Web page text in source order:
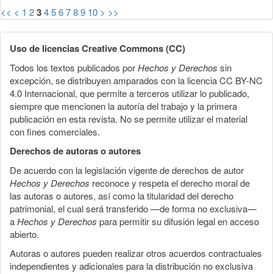
<< < 1 23456789 10 > >>
Uso de licencias Creative Commons (CC)
Todos los textos publicados porHechos y Derechos sin
excepción, se distribuyen amparados con la licencia CC BY-NC
4.0 Internacional, que permite a terceros utilizar lo publicado,
siempre que mencionen la autoría del trabajo y la primera
publicación en esta revista. No se permite utilizar el material
con fines comerciales.
Derechos de autoras o autores
De acuerdo con la legislación vigente de derechos de autor
Hechos y Derechos reconoce y respeta el derecho moral de
las autoras o autores, así como la titularidad del derecho
patrimonial, el cual será transferido —de forma no exclusiva—
aHechos y Derechos para permitir su difusión legal en acceso
abierto.
Autoras o autores pueden realizar otros acuerdos contractuales
independientes y adicionales para la distribución no exclusiva